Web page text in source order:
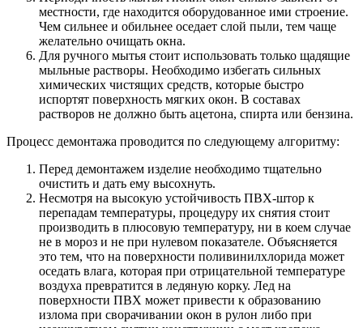
местности, где находится оборудованное ими строение.
Чем сильнее и обильнее оседает слой пыли, тем чаще
желательно очищать окна.
Для ручного мытья стоит использовать только щадящие
мыльные растворы. Необходимо избегать сильных
химических чистящих средств, которые быстро
испортят поверхность мягких окон. В составах
растворов не должно быть ацетона, спирта или бензина.
Процесс демонтажа проводится по следующему алгоритму:
Перед демонтажем изделие необходимо тщательно
очистить и дать ему высохнуть.
Несмотря на высокую устойчивость ПВХ-штор к
перепадам температуры, процедуру их снятия стоит
производить в плюсовую температуру, ни в коем случае
не в мороз и не при нулевом показателе. Объясняется
это тем, что на поверхности поливинилхлорида может
оседать влага, которая при отрицательной температуре
воздуха превратится в ледяную корку. Лед на
поверхности ПВХ может привести к образованию
излома при сворачивании окон в рулон либо при